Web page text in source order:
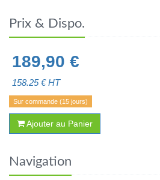
Prix & Dispo.
189,90 €
158.25€ HT
Sur commande (15 jours)
Ajouter au Panier
Navigation